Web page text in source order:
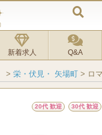
新着求人 Q&A
> 栄・伏見・ 矢場町 > ロ
20代 歓迎 30代 歓迎